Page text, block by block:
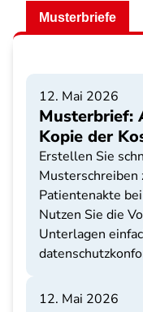
Musterbriefe
12. Mai 2026
Musterbrief:
Kopie der
Erstellen Sie
Patientenakte
Nutzen Sie die
Unterlagen
12. Mai 2026